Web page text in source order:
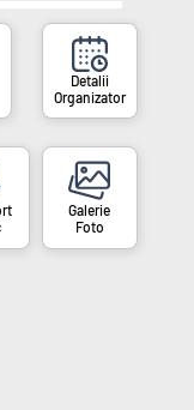
Organizator
Galerie
Foto